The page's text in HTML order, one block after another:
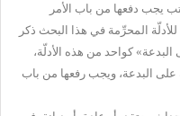
يجب دفعها من باب الأمر
المحرِّمة في هذا البحث ذكر
كواحد من هذه الأدلّة،
على البدعة، ويجب رفعها من باب